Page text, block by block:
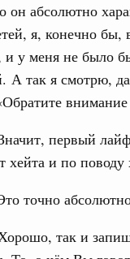
он абсолютно
я, конечно бы,
и у меня не было
А так я смотрю,
первый
хейта и по поводу
точно
так и
Федерации.
и обновили
сельских
заказчик»